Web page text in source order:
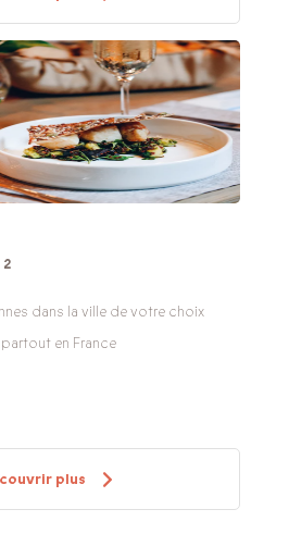
dans la ville de votre choix
en France
plus